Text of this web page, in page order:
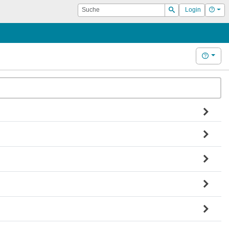
Suche
Suchen
Login Hilfe
Hilfe